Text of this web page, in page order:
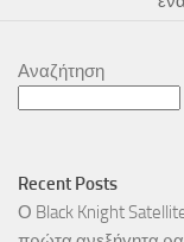
Αναζήτηση
Recent Posts
Ο Black Knight